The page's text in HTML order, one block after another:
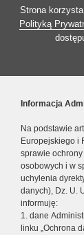
Strona
Polityką
Informacja
Na podstawie
Europejskiego i
sprawie
osobowych i w
uchylenia
danych), Dz. U.
informuję:
1. dane
linku „Ochrona